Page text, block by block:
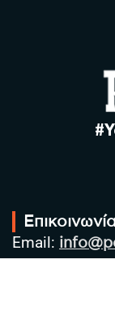
Επικοινωνία
Email:
Τηλ: